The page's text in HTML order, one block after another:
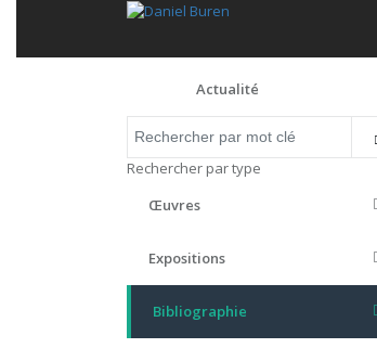
Actualité
Rechercher par type
Œuvres
Expositions
Bibliographie